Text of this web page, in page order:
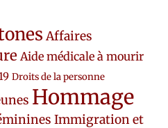
Affaires
Aide médicale à mourir
Droits de la personne
Hommage
Immigration et